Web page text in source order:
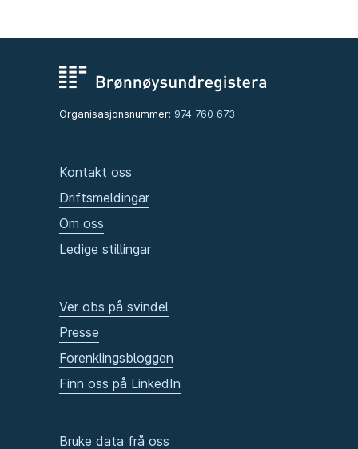
Organisasjonsnummer: 974 760 673
Kontakt oss
Driftsmeldingar
Om oss
Ledige stillingar
Ver obs på svindel
Presse
Forenklingsbloggen
Finn oss på LinkedIn
Bruke data frå oss